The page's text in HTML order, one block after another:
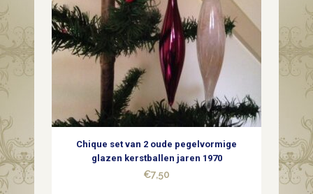
Chique set van 2 oude pegelvormige
glazen kerstballen jaren 1970
€7,50